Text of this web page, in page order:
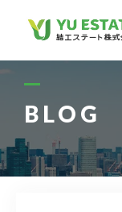
BLOG